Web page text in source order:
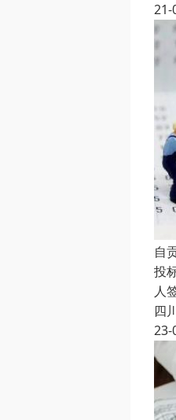
21-
自
投
人
四
23-